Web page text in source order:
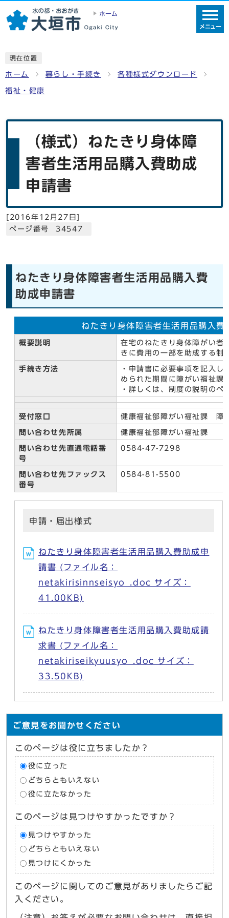
ホーム
メニュー
現在位置
ホーム 暮らし・手続き 各種様式ダウンロード
福祉・健康
（様式）ねたきり身体障
害者生活用品購入費助成
申請書
[ 2016年12月27日]
ページ番号 34547
ねたきり身体障害者生活用品購入費
助成申請書
ねたきり身体障害者生活用品購入費
概要説明
在宅のねたきり身体障がい者
きに費用の一部を助成する制
手続き方法
・申請書に必要事項を記入
められた期間に障がい福祉課
・詳しくは、制度の説明のペ
受付窓口 健康福祉部障がい福祉課 障
問い合わせ先所属 健康福祉部障がい福祉課
問い合わせ先直通電話番
号
0584-47-7298
問い合わせ先ファックス
番号
0584-81-5500
申請・届出様式
ねたきり身体障害者生活用品購入費助成申
請書 (ファイル名：
netakirisinnseisyo_.doc サイズ：
41.00KB)
ねたきり身体障害者生活用品購入費助成請
求書 (ファイル名：
netakiriseikyuusyo_.doc サイズ：
33.50KB)
ご意見をお聞かせください
このページは役に立ちましたか？
役に立った
どちらともいえない
役に立たなかった
このページは見つけやすかったですか？
見つけやすかった
どちらともいえない
見つけにくかった
このページに関してのご意見がありましたらご記
入ください。